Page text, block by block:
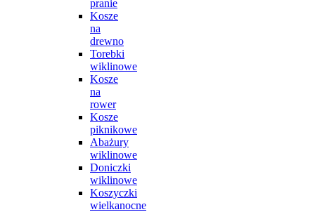
pranie
Kosze
na
drewno
Torebki
wiklinowe
Kosze
na
rower
Kosze
piknikowe
Abażury
wiklinowe
Doniczki
wiklinowe
Koszyczki
wielkanocne